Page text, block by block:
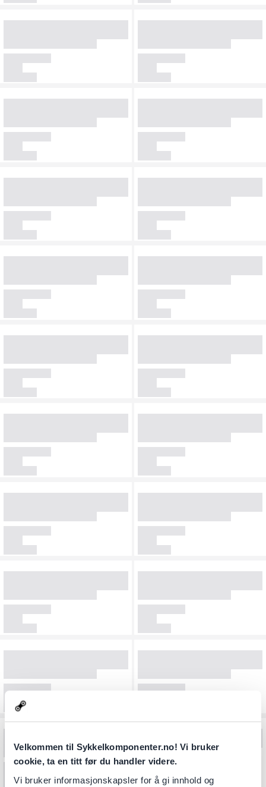
Velkommen til Sykkelkomponenter.no! Vi bruker
cookie, ta en titt før du handler videre.
Vi bruker informasjonskapsler for å gi innhold og